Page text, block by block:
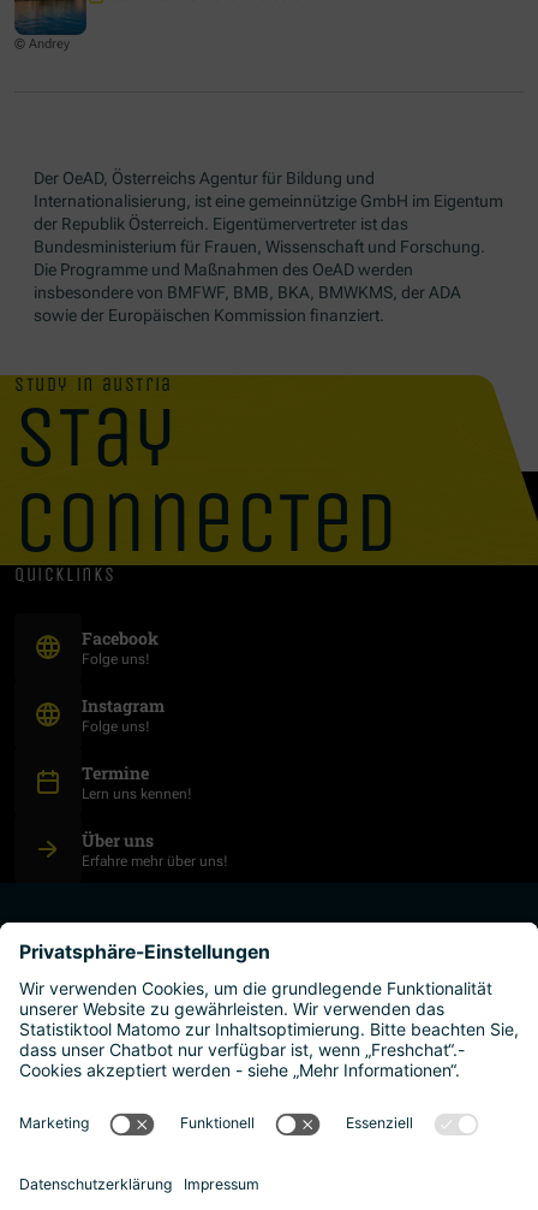
© Andrey
Der OeAD, Österreichs Agentur für Bildung und
Internationalisierung, ist eine gemeinnützige GmbH im Eigentum
der Republik Österreich. Eigentümervertreter ist das
Bundesministerium für Frauen, Wissenschaft und Forschung.
Die Programme und Maßnahmen des OeAD werden
insbesondere von BMFWF, BMB, BKA, BMWKMS, der ADA
sowie der Europäischen Kommission finanziert.
study in austria
stay
connected
quicklinks
Facebook(Öffnet in neuem Fenster)
Folge uns!
Instagram
Folge uns!
Termine
Lern uns kennen!
Über uns
Erfahre mehr über uns!
studium planen
hochschulen
leben und arbeiten
warum österreich?